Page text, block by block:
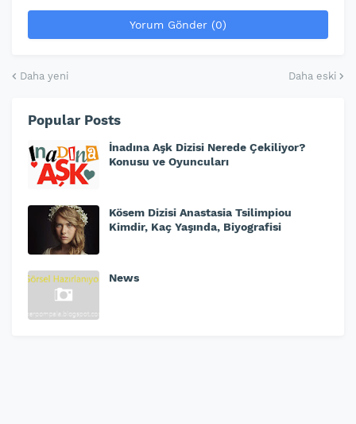
Yorum Gönder (0)
Daha yeni Daha eski
Popular Posts
İnadına Aşk Dizisi Nerede Çekiliyor?
Konusu ve Oyuncuları
Kösem Dizisi Anastasia Tsilimpiou
Kimdir, Kaç Yaşında, Biyografisi
News